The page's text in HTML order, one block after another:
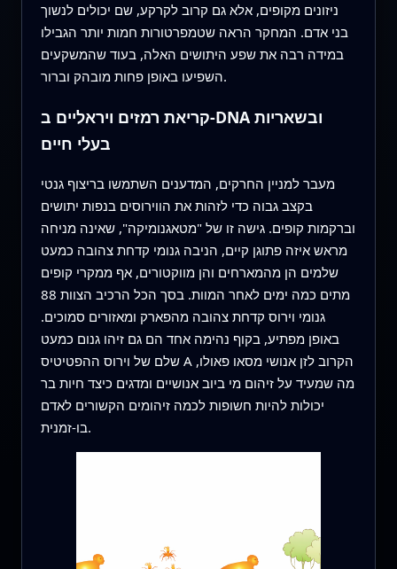
ניזונים מקופים, אלא גם קרוב לקרקע, שם יכולים לנשוך
בני אדם. המחקר הראה שטמפרטורות חמות יותר הגבילו
במידה רבה את שפע היתושים האלה, בעוד שהמשקעים
השפיעו באופן פחות מובהק וברור.
קריאת רמזים ויראליים ב‑DNA ובשאריות
בעלי חיים
מעבר למניין החרקים, המדענים השתמשו בריצוף גנטי
בקצב גבוה כדי לזהות את הווירוסים בנפות יתושים
וברקמות קופים. גישה זו של "מטאגנומיקה", שאינה מניחה
מראש איזה פתוגן קיים, הניבה גנומי קדחת צהובה כמעט
שלמים הן מהמארחים והן מווקטורים, אף ממקרי קופים
מתים כמה ימים לאחר המוות. בסך הכל הרכיב הצוות 88
גנומי וירוס קדחת צהובה מהפארק ומאזורים סמוכים.
באופן מפתיע, בקוף נהימה אחד הם גם זיהו גנום כמעט
שלם של וירוס ההפטיטיס A הקרוב לזן אנושי מסאו פאולו,
מה שמעיד על זיהום מי ביוב אנושיים ומדגים כיצד חיות בר
יכולות להיות חשופות לכמה זיהומים הקשורים לאדם
בו‑זמנית.